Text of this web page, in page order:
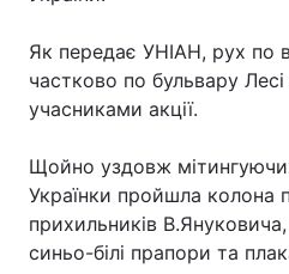
Як передає УНІАН, рух по
частково по бульвару
учасниками акції.
Щойно уздовж
Українки пройшла колона
прихильників
синьо-білі прапори та